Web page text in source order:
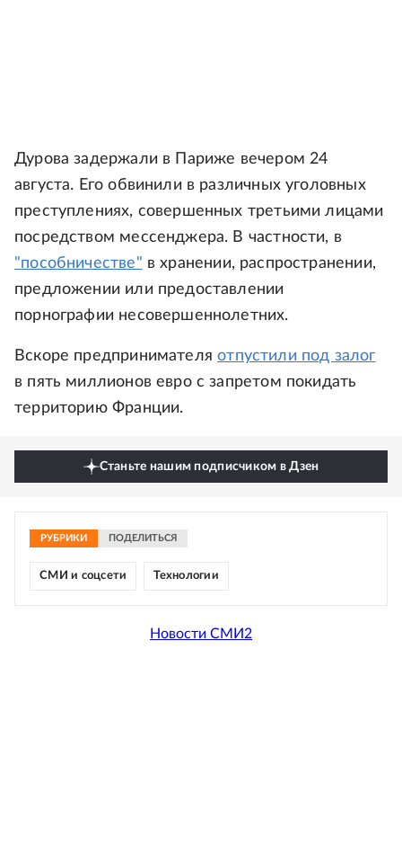
Дурова задержали в Париже вечером 24
августа. Его обвинили в различных уголовных
преступлениях, совершенных третьими лицами
посредством мессенджера. В частности, в
"пособничестве" в хранении, распространении,
предложении или предоставлении
порнографии несовершеннолетних.
Вскоре предпринимателяотпустили под залог
в пять миллионов евро с запретом покидать
территорию Франции.
Станьте нашим подписчиком в Дзен
РУБРИКИ ПОДЕЛИТЬСЯ
СМИ и соцсети Технологии
Новости СМИ2